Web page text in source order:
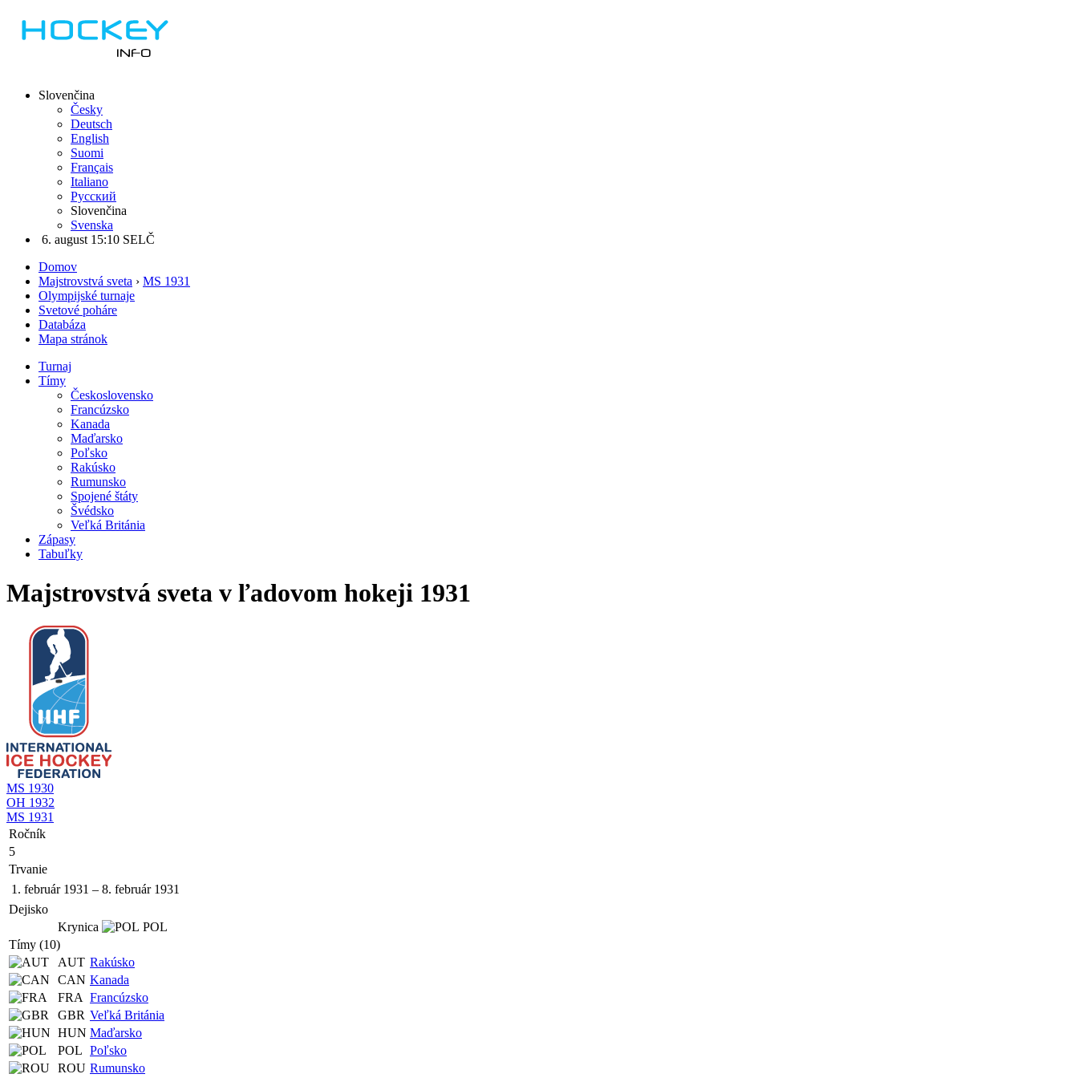
Slovenčina
Česky
Deutsch
English
Suomi
Français
Italiano
Русский
Slovenčina
Svenska
6. august 15:10 SELČ
Domov
Majstrovstvá sveta › MS 1931
Olympijské turnaje
Svetové poháre
Databáza
Mapa stránok
Turnaj
Tímy
Československo
Francúzsko
Kanada
Maďarsko
Poľsko
Rakúsko
Rumunsko
Spojené štáty
Švédsko
Veľká Británia
Zápasy
Tabuľky
Majstrovstvá sveta v ľadovom hokeji 1931
MS 1930
OH 1932
MS 1931
Ročník
5
Trvanie
1. február 1931 – 8. február 1931
Dejisko
Krynica
POL
Tímy (10)
AUT Rakúsko
CAN Kanada
FRA Francúzsko
GBR Veľká Británia
HUN Maďarsko
POL Poľsko
ROU Rumunsko